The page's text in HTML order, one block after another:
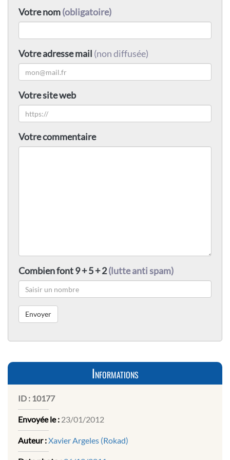
Votre nom(obligatoire)
Votre adresse mail (non diffusée)
Votre site web
Votre commentaire
Combien font 9 + 5 + 2(lutte anti spam)
Informations
ID : 10177
Envoyée le : 23/01/2012
Auteur :Xavier Argeles (Rokad)